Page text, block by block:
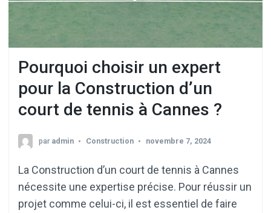
Pourquoi choisir un expert
pour la Construction d’un
court de tennis à Cannes ?
par admin Construction novembre 7, 2024
La Construction d’un court de tennis à Cannes
nécessite une expertise précise. Pour réussir un
projet comme celui-ci, il est essentiel de faire